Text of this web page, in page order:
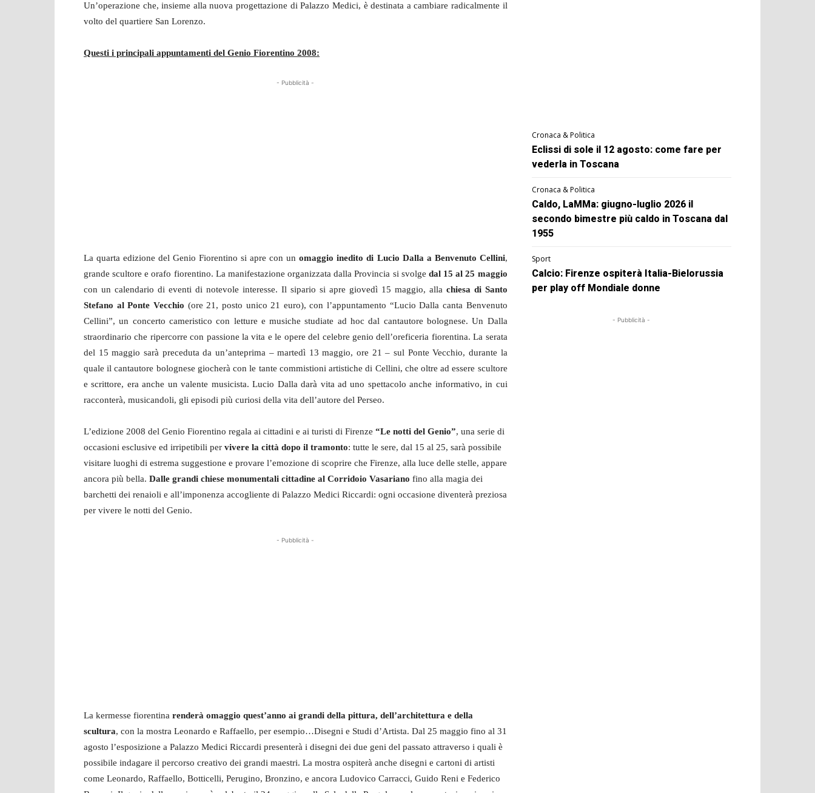
Un’operazione che, insieme alla nuova progettazione di Palazzo Medici, è destinata a cambiare radicalmente il
volto del quartiere San Lorenzo.
Questi i principali appuntamenti del Genio Fiorentino 2008:
- Pubblicità -
La quarta edizione del Genio Fiorentino si apre con unomaggio inedito di Lucio Dalla a Benvenuto Cellini,
grande scultore e orafo fiorentino. La manifestazione organizzata dalla Provincia si svolge dal 15 al 25 maggio
con un calendario di eventi di notevole interesse. Il sipario si apre giovedì 15 maggio, alla chiesa di Santo
Stefano al Ponte Vecchio (ore 21, posto unico 21 euro), con l’appuntamento “Lucio Dalla canta Benvenuto
Cellini”, un concerto cameristico con letture e musiche studiate ad hoc dal cantautore bolognese. Un Dalla
straordinario che ripercorre con passione la vita e le opere del celebre genio dell’oreficeria fiorentina. La serata
del 15 maggio sarà preceduta da un’anteprima – martedì 13 maggio, ore 21 – sul Ponte Vecchio, durante la
quale il cantautore bolognese giocherà con le tante commistioni artistiche di Cellini, che oltre ad essere scultore
e scrittore, era anche un valente musicista. Lucio Dalla darà vita ad uno spettacolo anche informativo, in cui
racconterà, musicandoli, gli episodi più curiosi della vita dell’autore del Perseo.
L’edizione 2008 del Genio Fiorentino regala ai cittadini e ai turisti di Firenze “Le notti del Genio”, una serie di
occasioni esclusive ed irripetibili per vivere la città dopo il tramonto: tutte le sere, dal 15 al 25, sarà possibile
visitare luoghi di estrema suggestione e provare l’emozione di scoprire che Firenze, alla luce delle stelle, appare
ancora più bella. Dalle grandi chiese monumentali cittadine al Corridoio Vasariano fino alla magia dei
barchetti dei renaioli e all’imponenza accogliente di Palazzo Medici Riccardi: ogni occasione diventerà preziosa
per vivere le notti del Genio.
- Pubblicità -
La kermesse fiorentina renderà omaggio quest’anno ai grandi della pittura, dell’architettura e della
scultura, con la mostra Leonardo e Raffaello, per esempio…Disegni e Studi d’Artista. Dal 25 maggio fino al 31
agosto l’esposizione a Palazzo Medici Riccardi presenterà i disegni dei due geni del passato attraverso i quali è
possibile indagare il percorso creativo dei grandi maestri. La mostra ospiterà anche disegni e cartoni di artisti
come Leonardo, Raffaello, Botticelli, Perugino, Bronzino, e ancora Ludovico Carracci, Guido Reni e Federico
Cronaca & Politica
Eclissi di sole il 12 agosto: come fare per
vederla in Toscana
Cronaca & Politica
Caldo, LaMMa: giugno-luglio 2026 il
secondo bimestre più caldo in Toscana dal
1955
Sport
Calcio: Firenze ospiterà Italia-Bielorussia
per play off Mondiale donne
- Pubblicità -